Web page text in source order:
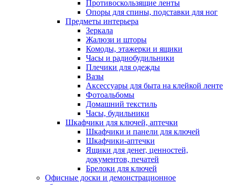
Противоскользящие ленты
Опоры для спины, подставки для ног
Предметы интерьера
Зеркала
Жалюзи и шторы
Комоды, этажерки и ящики
Часы и радиобудильники
Плечики для одежды
Вазы
Аксессуары для быта на клейкой ленте
Фотоальбомы
Домашний текстиль
Часы, будильники
Шкафчики для ключей, аптечки
Шкафчики и панели для ключей
Шкафчики-аптечки
Ящики для денег, ценностей,
документов, печатей
Брелоки для ключей
Офисные доски и демонстрационное